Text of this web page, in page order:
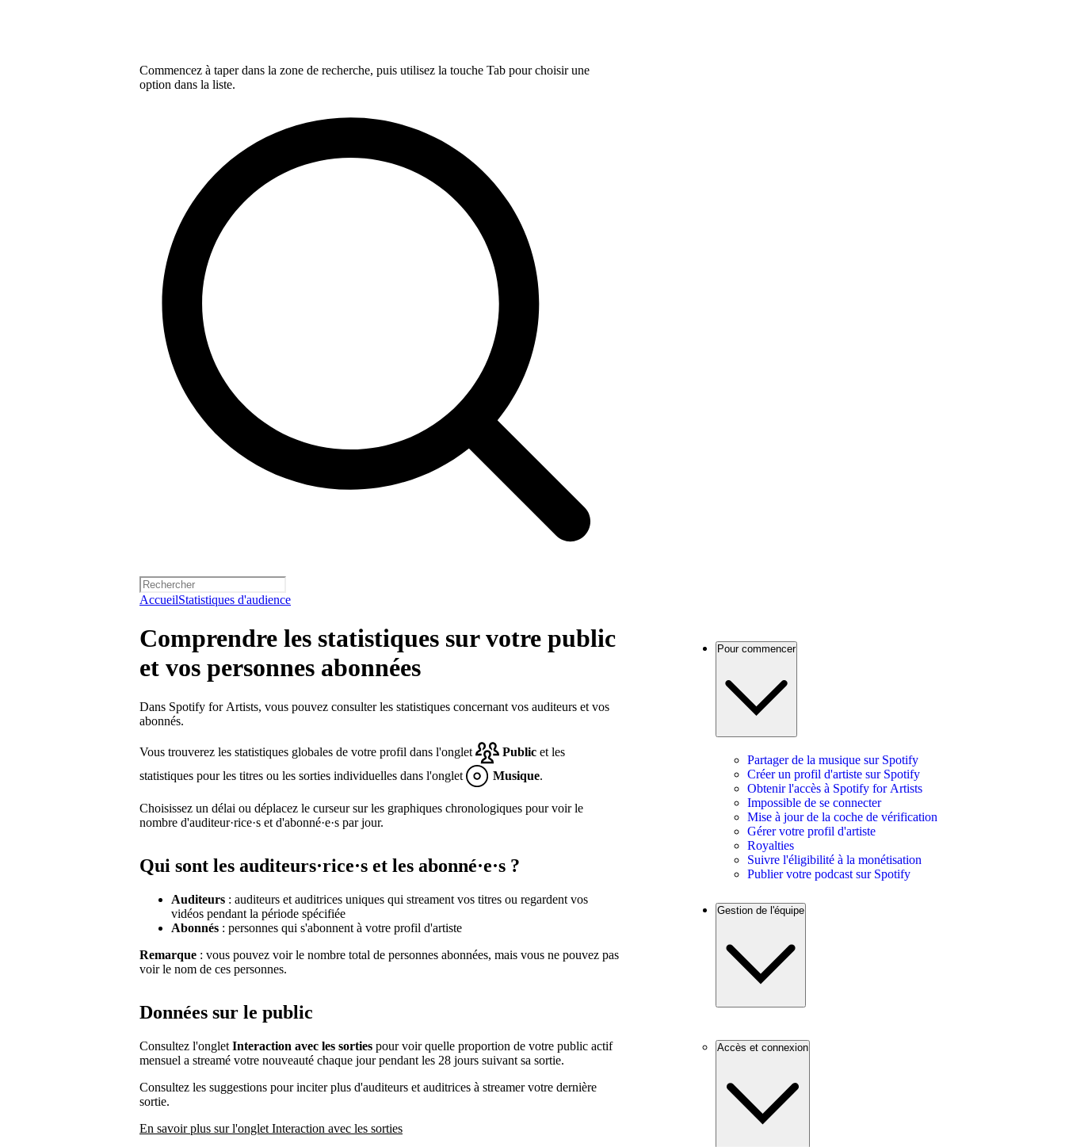
Commencez à taper dans la zone de recherche, puis utilisez la touche Tab pour choisir une
option dans la liste.
AccueilStatistiques d'audience
Comprendre les statistiques sur votre public
et vos personnes abonnées
Dans Spotify for Artists, vous pouvez consulter les statistiques concernant vos auditeurs et vos
abonnés.
Vous trouverez les statistiques globales de votre profil dans l'onglet Public et les
statistiques pour les titres ou les sorties individuelles dans l'onglet
Musique.
Choisissez un délai ou déplacez le curseur sur les graphiques chronologiques pour voir le
nombre d'auditeur·rice·s et d'abonné·e·s par jour.
Qui sont les auditeurs·rice·s et les abonné·e·s ?
Auditeurs : auditeurs et auditrices uniques qui streament vos titres ou regardent vos
vidéos pendant la période spécifiée
Abonnés : personnes qui s'abonnent à votre profil d'artiste
Remarque : vous pouvez voir le nombre total de personnes abonnées, mais vous ne pouvez pas
voir le nom de ces personnes.
Données sur le public
Consultez l'onglet Interaction avec les sorties pour voir quelle proportion de votre public actif
mensuel a streamé votre nouveauté chaque jour pendant les 28 jours suivant sa sortie.
Consultez les suggestions pour inciter plus d'auditeurs et auditrices à streamer votre dernière
sortie.
En savoir plus sur l'onglet Interaction avec les sorties
Pour commencer
Partager de la musique sur Spotify
Créer un profil d'artiste sur Spotify
Obtenir l'accès à Spotify for Artists
Impossible de se connecter
Mise à jour de la coche de vérification
Gérer votre profil d'artiste
Royalties
Suivre l'éligibilité à la monétisation
Publier votre podcast sur Spotify
Gestion de l'équipe
Accès et connexion